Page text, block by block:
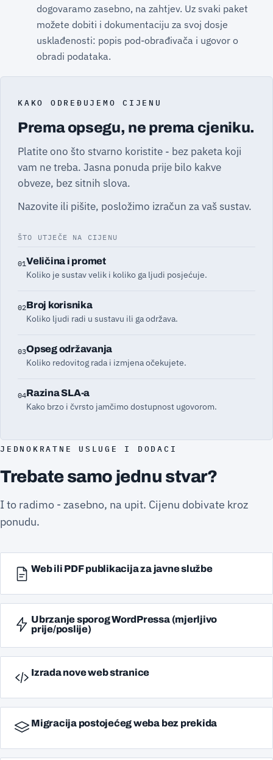
dogovaramo zasebno, na zahtjev. Uz svaki paket
možete dobiti i dokumentaciju za svoj dosje
usklađenosti: popis pod-obrađivača i ugovor o
obradi podataka.
KAKO ODREĐUJEMO CIJENU
Prema opsegu, ne prema cjeniku.
Platite ono što stvarno koristite - bez paketa koji
vam ne treba. Jasna ponuda prije bilo kakve
obveze, bez sitnih slova.
Nazovite ili pišite, posložimo izračun za vaš sustav.
ŠTO UTJEČE NA CIJENU
01Veličina i promet
Koliko je sustav velik i koliko ga ljudi posjećuje.
02Broj korisnika
Koliko ljudi radi u sustavu ili ga održava.
03Opseg održavanja
Koliko redovitog rada i izmjena očekujete.
04Razina SLA-a
Kako brzo i čvrsto jamčimo dostupnost ugovorom.
JEDNOKRATNE USLUGE I DODACI
Trebate samo jednu stvar?
I to radimo - zasebno, na upit. Cijenu dobivate kroz
ponudu.
Web ili PDF publikacija za javne službe
Ubrzanje sporog WordPressa (mjerljivo
prije/poslije)
Izrada nove web stranice
Migracija postojećeg weba bez prekida